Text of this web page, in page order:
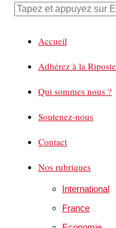
Accueil
Adhérez à la Riposte
Qui sommes nous ?
Soutenez-nous
Contact
Nos rubriques
International
France